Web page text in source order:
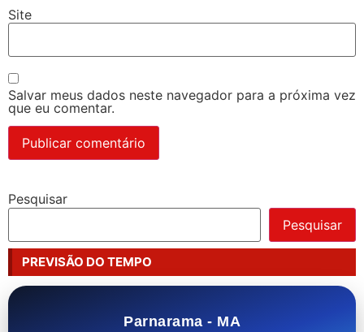
Site
Salvar meus dados neste navegador para a próxima vez
que eu comentar.
Pesquisar
Pesquisar
PREVISÃO DO TEMPO
Parnarama - MA